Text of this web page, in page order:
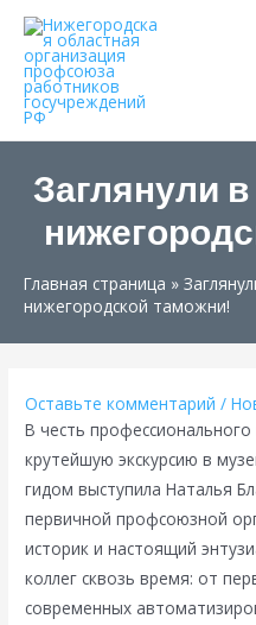
Заглянули
Главная страница »
нижегородской таможни!
Оставьте комментарий /
В честь профессионального
крутейшую экскурсию в
гидом выступила Наталья
первичной профсоюзной
историк и настоящий
коллег сквозь время: от
современных